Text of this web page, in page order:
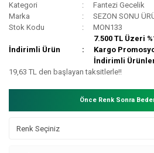
Kategori
Fantezi Gecelik
Marka
SEZON SONU
Stok Kodu
MON133
İndirimli Ürün
7.500 TL Üzeri
Kargo
İndirimli
19,63 TL den başlayan taksitlerle!!
Önce Renk Sonra